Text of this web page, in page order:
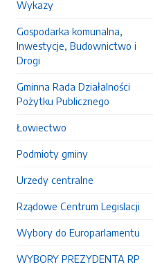
Wykazy
Gospodarka komunalna,
Inwestycje, Budownictwo i
Drogi
Gminna Rada Działalności
Pożytku Publicznego
Łowiectwo
Podmioty gminy
Urzedy centralne
Rządowe Centrum Legislacji
Wybory do Europarlamentu
WYBORY PREZYDENTA RP